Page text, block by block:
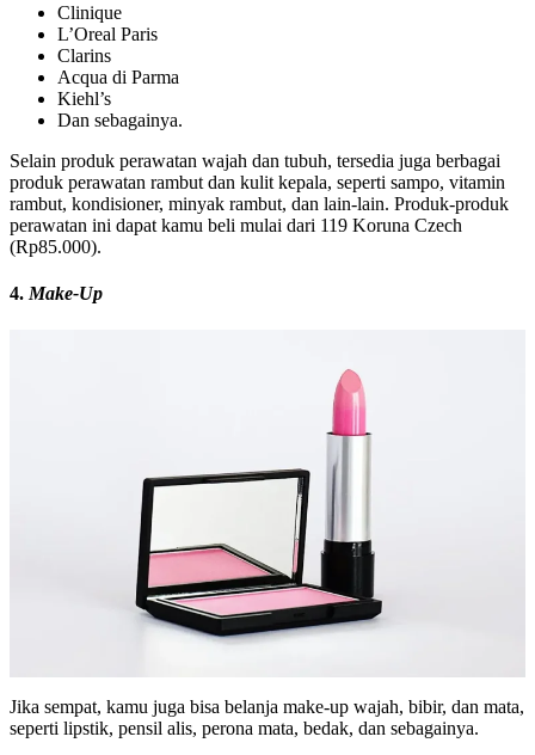
Clinique
L’Oreal Paris
Clarins
Acqua di Parma
Kiehl’s
Dan sebagainya.
Selain produk perawatan wajah dan tubuh, tersedia juga berbagai
produk perawatan rambut dan kulit kepala, seperti sampo, vitamin
rambut, kondisioner, minyak rambut, dan lain-lain. Produk-produk
perawatan ini dapat kamu beli mulai dari 119 Koruna Czech
(Rp85.000).
4. Make-Up
Jika sempat, kamu juga bisa belanja make-up wajah, bibir, dan mata,
seperti lipstik, pensil alis, perona mata, bedak, dan sebagainya.